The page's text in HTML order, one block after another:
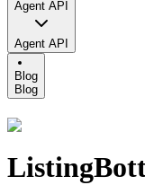
Agent API
Agent API
Blog
Blog